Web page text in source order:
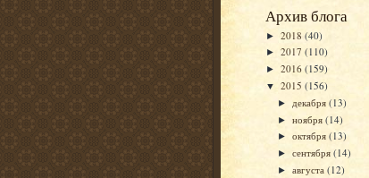
Архив блога
► 2018 (40)
► 2017 (110)
► 2016 (159)
▼ 2015 (156)
► декабря(13)
►ноября(14)
►октября(13)
►сентября(14)
►августа(12)